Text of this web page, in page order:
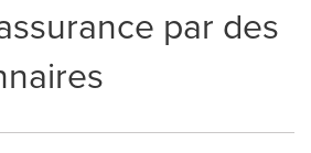
par des